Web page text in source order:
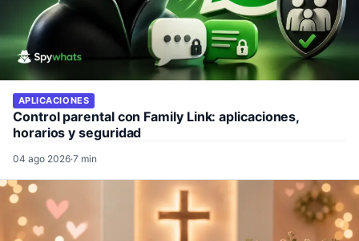
APLICACIONES
Control parental con Family Link: aplicaciones,
horarios y seguridad
04 ago 2026·7 min